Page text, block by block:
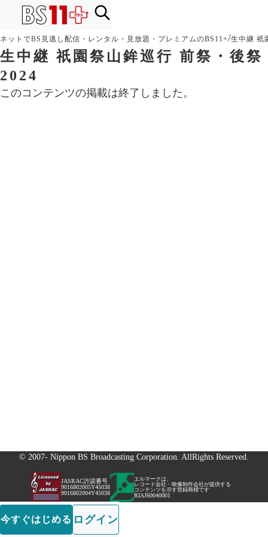
ネットでBS見逃し配信・レンタル・見放題・プレミアムのBS11+/生中継 祇
生中継 祇園祭山鉾巡行 前祭・後祭
2024
このコンテンツの掲載は終了しました。
© 2007- Nippon BS Broadcasting Corporation. AllRights Reserved.
JASRAC許諾番号
9016802005Y45038
9016802004Y45038
エルマークは、
レコード会社・映像制作会社が提供する
コンテンツを示す登録商標です
RIAJ60040001
今すぐはじめる ログイン